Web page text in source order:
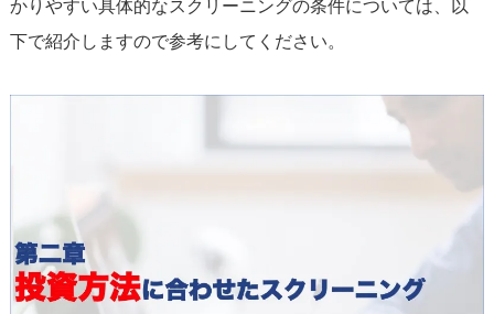
かりやすい具体的なスクリーニングの条件については、以
下で紹介しますので参考にしてください。